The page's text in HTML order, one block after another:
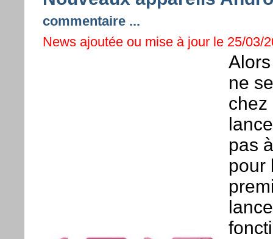
commentaire ...
News ajoutée ou mise à jour le 25/03/
ne
chez
pas
pour